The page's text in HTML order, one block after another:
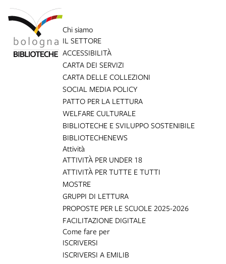
Chi siamo
IL SETTORE
ACCESSIBILITÀ
CARTA DEI SERVIZI
CARTA DELLE COLLEZIONI
SOCIAL MEDIA POLICY
PATTO PER LA LETTURA
WELFARE CULTURALE
BIBLIOTECHE E SVILUPPO SOSTENIBILE
BIBLIOTECHENEWS
Attività
ATTIVITÀ PER UNDER 18
ATTIVITÀ PER TUTTE E TUTTI
MOSTRE
GRUPPI DI LETTURA
PROPOSTE PER LE SCUOLE 2025-2026
FACILITAZIONE DIGITALE
Come fare per
ISCRIVERSI
ISCRIVERSI A EMILIB